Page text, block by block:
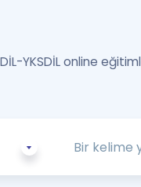
YKSDİL online